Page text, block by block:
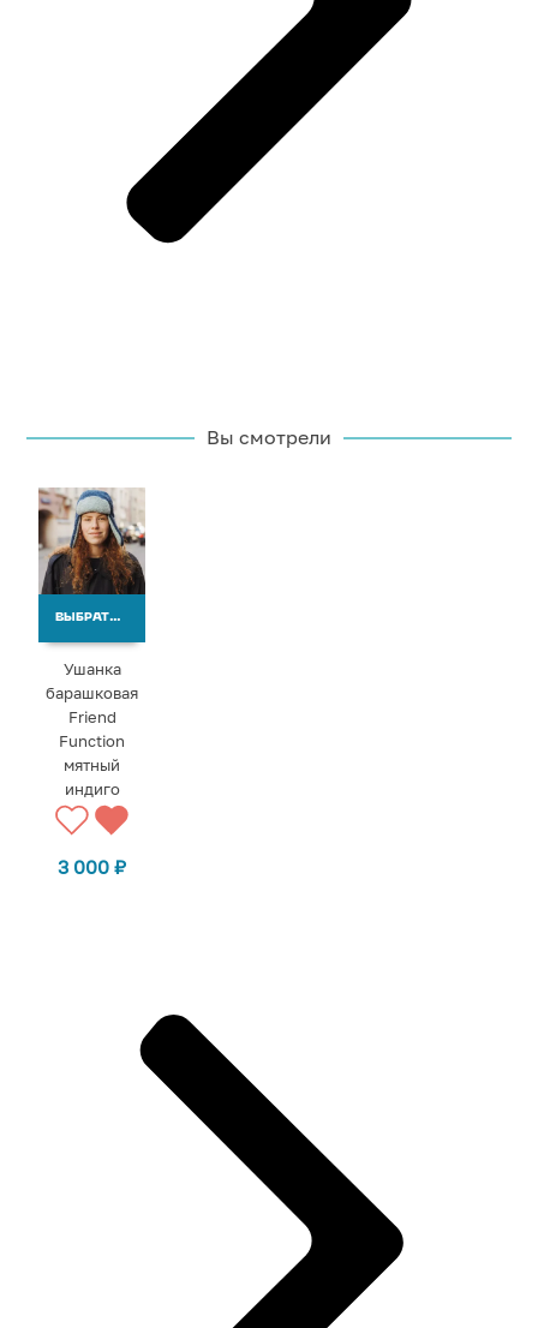
Вы смотрели
ВЫБРАТЬ ВАРИАНТЫ
Ушанка
барашковая
Friend
Function
мятный
индиго
3 000₽